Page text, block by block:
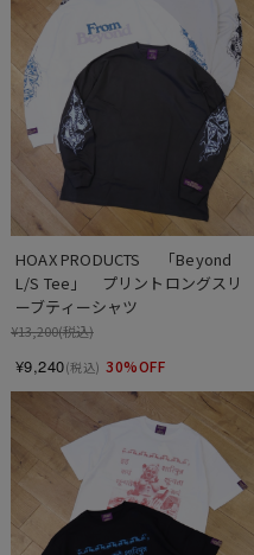
HOAX PRODUCTS 　「Beyond
L/S Tee」　プリントロングスリ
ーブティーシャツ
¥13,200(税込)
¥9,240(税込) 30%OFF